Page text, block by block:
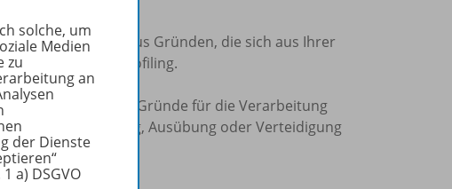
Verarbeitung aus Gründen, die sich aus Ihrer
gestütztes Profiling.
schutzwürdige Gründe für die Verarbeitung
Geltendmachung, Ausübung oder Verteidigung
solche, um
Medien
zu
an
der Dienste
a) DSGVO